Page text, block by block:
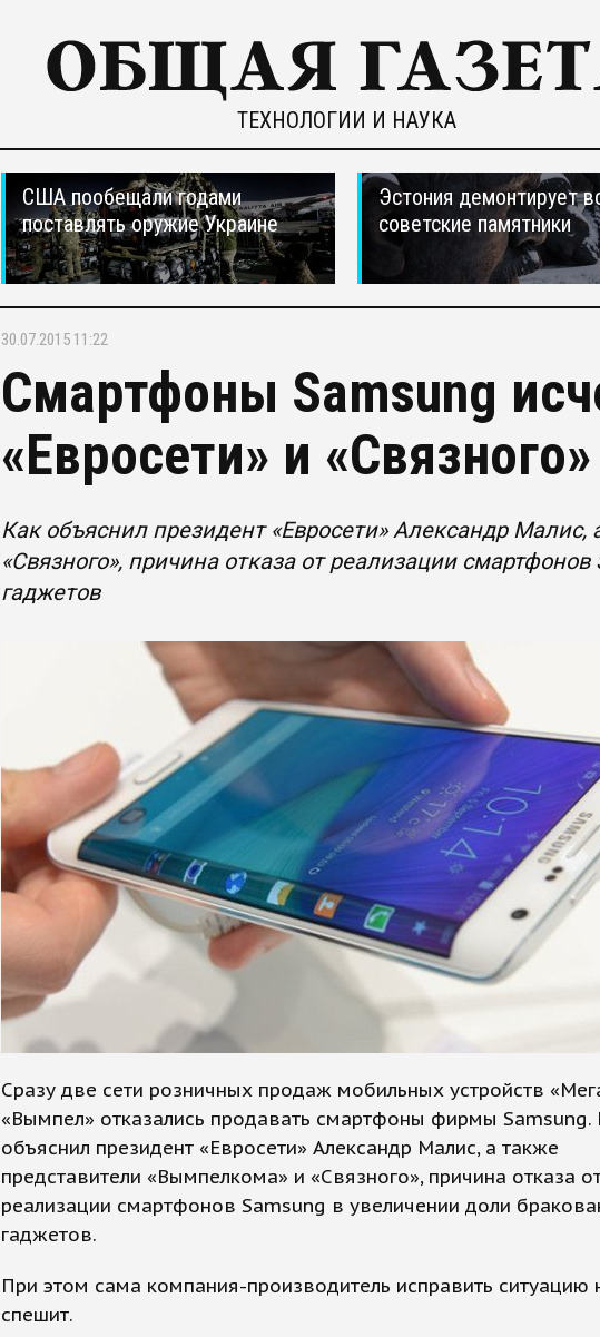
ТЕХНОЛОГИИ И НАУКА
США пообещали годами
поставлять оружие Украине
Эстония демонтирует
советские памятники
30.07.2015 11:22
Смартфоны Samsung
«Евросети» и «Связного»
Как объяснил президент «Евросети» Александр
«Связного», причина отказа от реализации
гаджетов
Cразу две сети розничных продаж мобильных устройств
«Вымпел» отказались продавать смартфоны фирмы Samsung.
объяснил президент «Евросети» Александр Малис, а также
представители «Вымпелкома» и «Связного», причина отказа
реализации смартфонов Samsung в увеличении доли
гаджетов.
При этом сама компания-производитель исправить ситуацию
спешит.